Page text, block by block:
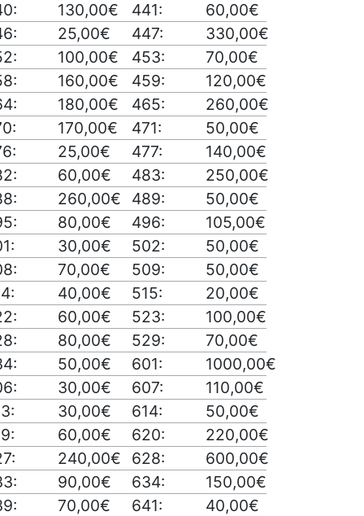
130,00€ 441:
60,00€
25,00€ 447:
330,00€
100,00€ 453:
70,00€
160,00€ 459:
120,00€
180,00€ 465:
260,00€
170,00€ 471:
50,00€
25,00€ 477:
140,00€
60,00€ 483:
250,00€
260,00€ 489:
50,00€
80,00€ 496:
105,00€
30,00€ 502:
50,00€
70,00€ 509:
50,00€
40,00€ 515:
20,00€
60,00€ 523:
100,00€
80,00€ 529:
70,00€
50,00€ 601:
1000,00€
30,00€ 607:
110,00€
30,00€ 614:
50,00€
60,00€ 620:
220,00€
240,00€ 628:
600,00€
90,00€ 634:
150,00€
70,00€ 641:
40,00€